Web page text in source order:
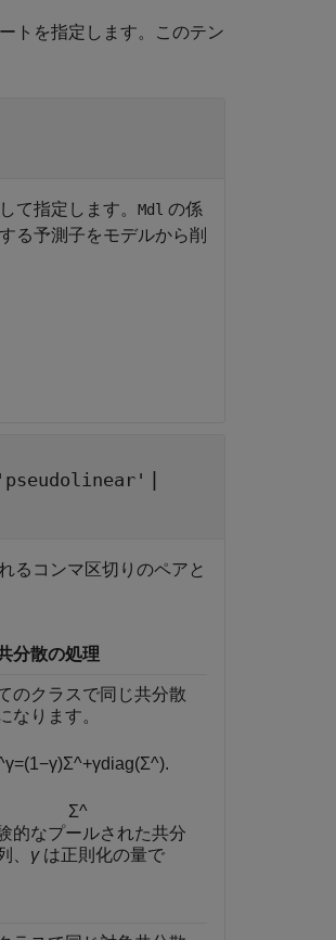
トを指定します。このテン
て指定します。 Mdl の係
る予測子をモデルから削
'pseudolinear'
るコンマ区切りのペアと
分散の処理
のクラスで同じ共分散
なります。
γ=(1 −γ)Σ^+γdiag(Σ^).
Σ^
的なプールされた共分
、 γは正則化の量で